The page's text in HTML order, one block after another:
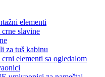
elementi
slavine
za tuš kabinu
elementi sa ogledalom